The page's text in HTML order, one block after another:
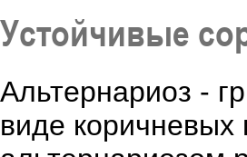
Устойчивые
Альтернариоз -
виде коричневых